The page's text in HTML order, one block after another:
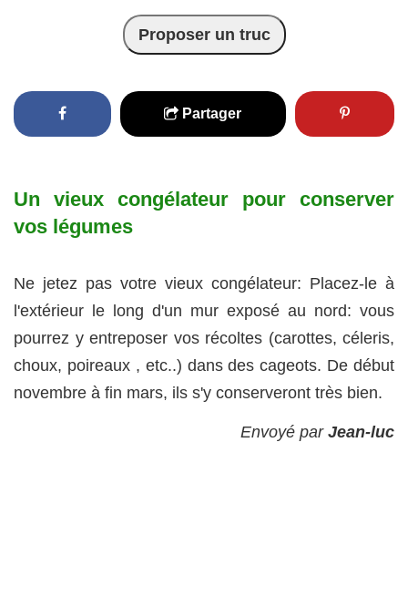
Proposer un truc
Partager
Un vieux congélateur pour conserver
vos légumes
Ne jetez pas votre vieux congélateur: Placez-le à
l'extérieur le long d'un mur exposé au nord: vous
pourrez y entreposer vos récoltes (carottes, céleris,
choux, poireaux , etc..) dans des cageots. De début
novembre à fin mars, ils s'y conserveront très bien.
Envoyé par Jean-luc